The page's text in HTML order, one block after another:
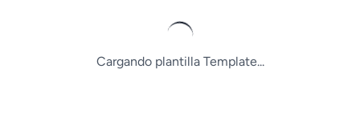
Cargando plantilla Template...